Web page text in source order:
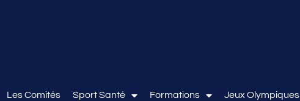
Les Comités Sport Santé Formations Jeux Olympiques